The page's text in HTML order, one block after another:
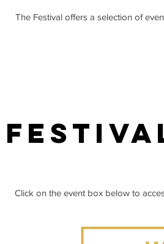
The Festival offers a selection of
Click on the event box below to